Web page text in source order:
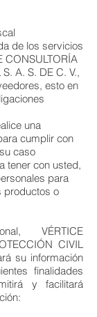
de los servicios
CONSULTORÍA
A. S. DE C. V.,
esto en
una
cumplir con
caso
tener con usted,
para
productos o
VÉRTICE
CIVIL
su información
finalidades
y facilitará